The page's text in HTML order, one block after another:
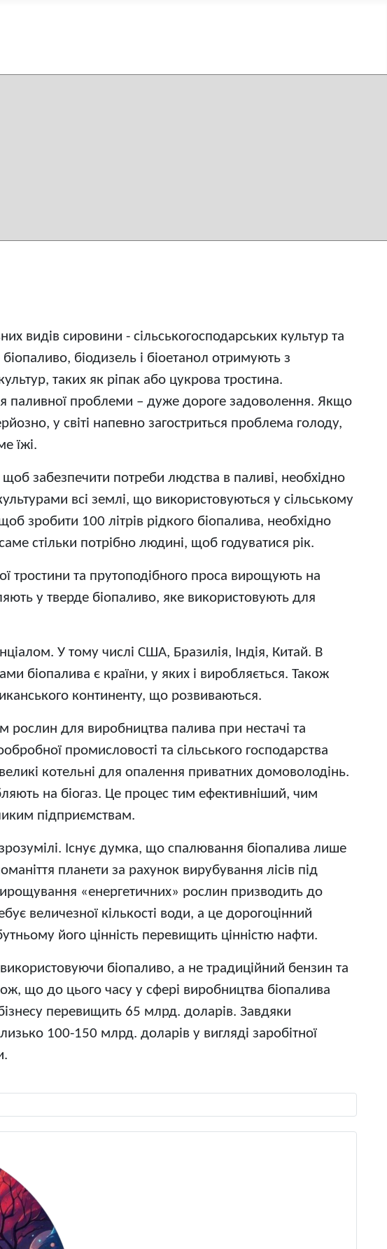
видів сировини - сільськогосподарських культур та
біодизель і біоетанол отримують з
таких як ріпак або цукрова тростина.
паливної проблеми – дуже дороге задоволення. Якщо
у світі напевно загостриться проблема голоду,
їжі.
забезпечити потреби людства в паливі, необхідно
всі землі, що використовуються у сільському
зробити 100 літрів рідкого біопалива, необхідно
стільки потрібно людині, щоб годуватися рік.
тростини та прутоподібного проса вирощують на
у тверде біопаливо, яке використовують для
У тому числі США, Бразилія, Індія, Китай. В
біопалива є країни, у яких і виробляється. Також
континенту, що розвиваються.
рослин для виробництва палива при нестачі та
промисловості та сільського господарства
котельні для опалення приватних домоволодінь.
на біогаз. Це процес тим ефективніший, чим
підприємствам.
Існує думка, що спалювання біопалива лише
планети за рахунок вирубування лісів під
«енергетичних» рослин призводить до
величезної кількості води, а це дорогоцінний
його цінність перевищить цінністю нафти.
біопаливо, а не традиційний бензин та
що до цього часу у сфері виробництва біопалива
перевищить 65 млрд. доларів. Завдяки
100-150 млрд. доларів у вигляді заробітної